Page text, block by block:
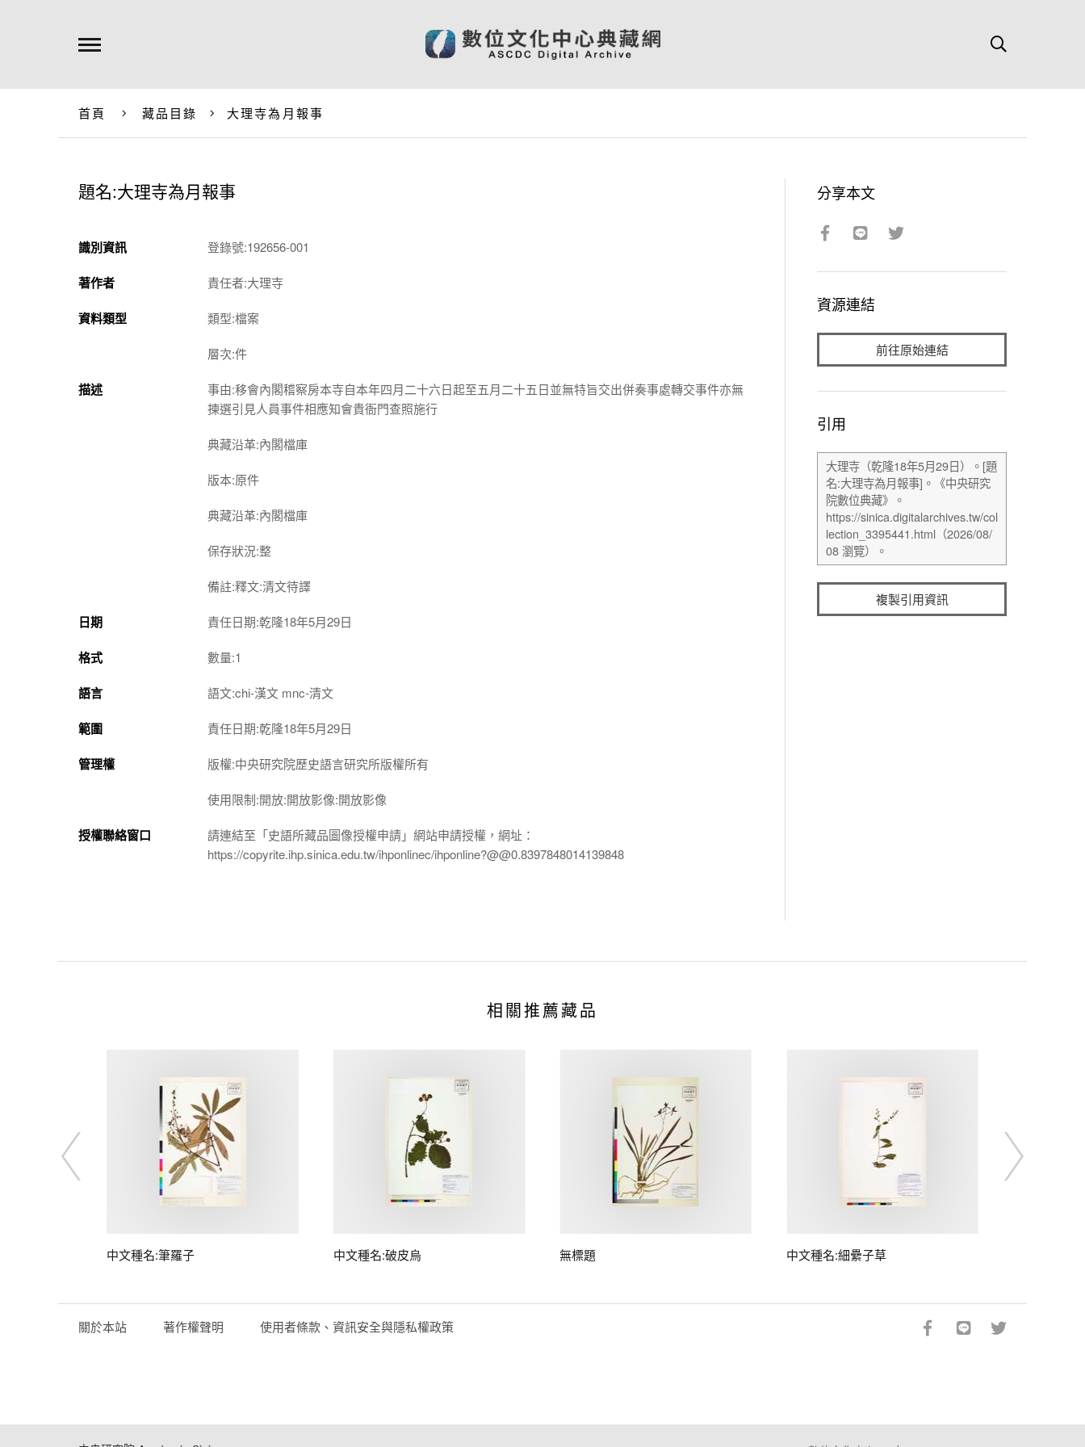
首頁 藏品目錄 大理寺為月報事
題名:大理寺為月報事
識別資訊 登錄號:192656-001
著作者 責任者:大理寺
資料類型 類型:檔案
層次:件
描述
事由:移會內閣稽察房本寺自本年四月二十六日起至五月二十五日並無特旨交出併奏事處轉交事件亦無
揀選引見人員事件相應知會貴衙門查照施行
典藏沿革:內閣檔庫
版本:原件
典藏沿革:內閣檔庫
保存狀況:整
備註:釋文:清文待譯
日期 責任日期:乾隆18年5月29日
格式 數量:1
語言 語文:chi-漢文 mnc-清文
範圍 責任日期:乾隆18年5月29日
管理權 版權:中央研究院歷史語言研究所版權所有
使用限制:開放:開放影像:開放影像
授權聯絡窗口
請連結至「史語所藏品圖像授權申請」網站申請授權，網址：
https://copyrite.ihp.sinica.edu.tw/ihponlinec/ihponline?@@0.8397848014139848
分享本文
資源連結
前往原始連結
引用
複製引用資訊
相關推薦藏品
中文種名:筆羅子 中文種名:破皮烏 無標題 中文種名:細纍子草
關於本站 著作權聲明 使用者條款、資訊安全與隱私權政策